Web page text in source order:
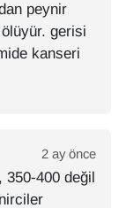
peynir
gerisi
kanseri
2 ay önce
400 değil